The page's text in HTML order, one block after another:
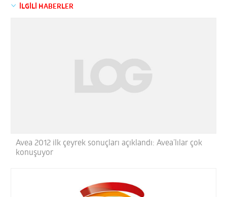
İLGİLİ HABERLER
Avea 2012 ilk çeyrek sonuçları açıklandı: Avea’lılar çok
konuşuyor